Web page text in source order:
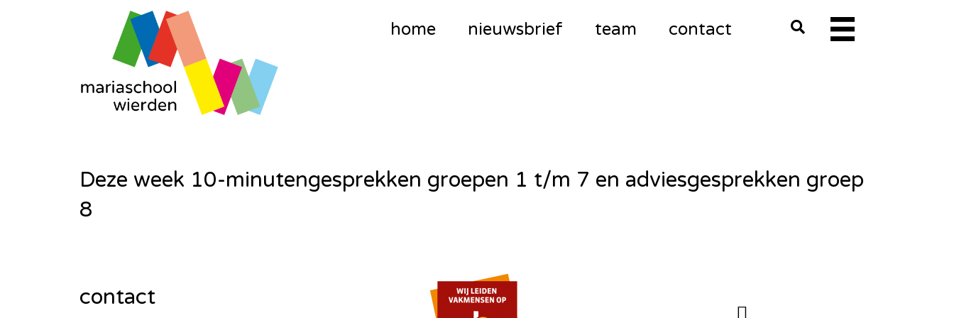
home nieuwsbrief team contact
Deze week 10-minutengesprekken groepen 1 t/m 7 en adviesgesprekken groep
8
contact